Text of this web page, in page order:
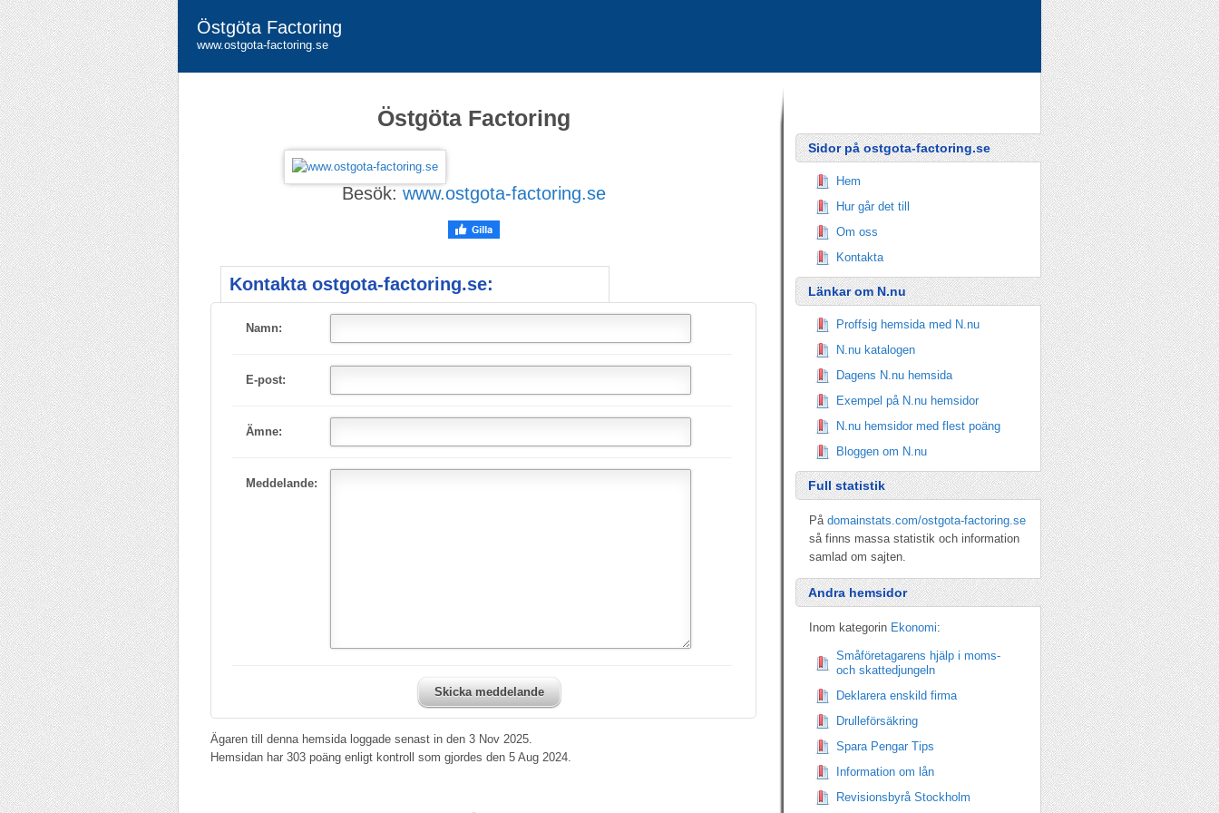
Östgöta Factoring
www.ostgota-factoring.se
Östgöta Factoring
Besök: www.ostgota-factoring.se
Kontakta ostgota-factoring.se:
Namn:
E-post:
Ämne:
Meddelande:
Skicka meddelande
Ägaren till denna hemsida loggade senast in den 3 Nov 2025.
Hemsidan har 303 poäng enligt kontroll som gjordes den 5 Aug 2024.
Sidor på ostgota-factoring.se
Hem
Hur går det till
Om oss
Kontakta
Länkar om N.nu
Proffsig hemsida med N.nu
N.nu katalogen
Dagens N.nu hemsida
Exempel på N.nu hemsidor
N.nu hemsidor med flest poäng
Bloggen om N.nu
Full statistik
På domainstats.com/ostgota-factoring.se
så finns massa statistik och information
samlad om sajten.
Andra hemsidor
Inom kategorin Ekonomi:
Småföretagarens hjälp i moms-
och skattedjungeln
Deklarera enskild firma
Drulleförsäkring
Spara Pengar Tips
Information om lån
Revisionsbyrå Stockholm